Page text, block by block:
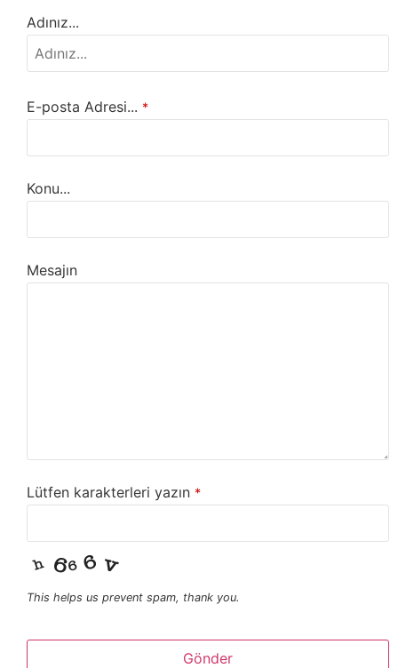
Adınız...
E-posta Adresi... *
Konu...
Mesajın
Lütfen karakterleri yazın *
This helps us prevent spam, thank you.
Gönder